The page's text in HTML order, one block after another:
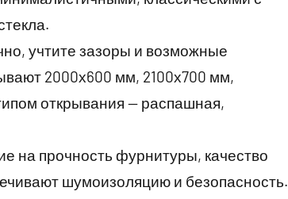
учтите зазоры и возможные
2000х600 мм, 2100х700 мм,
открывания — распашная,
на прочность фурнитуры, качество
шумоизоляцию и безопасность.